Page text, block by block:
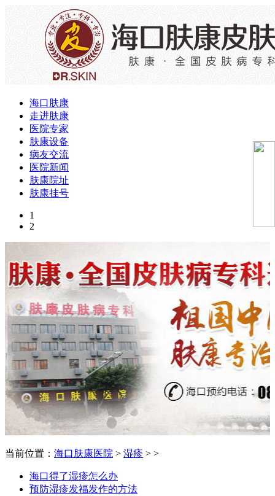
海口肤康
走进肤康
医院专家
肤康设备
病友交流
医院新闻
肤康院址
肤康挂号
1
2
当前位置： 海口肤康医院 > 湿疹 > >
海口得了湿疹怎么办
预防湿疹发福发作的方法